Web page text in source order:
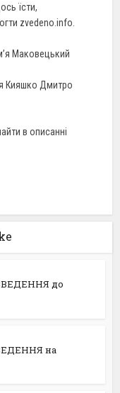
їсти,
zvedeno.info.
Маковецький
Кияшко Дмитро
в описанні
до
на